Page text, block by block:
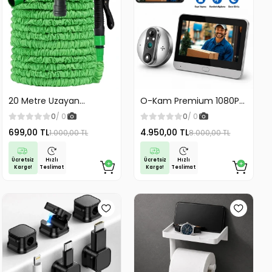
20 Metre Uzayan
Tabancalı Hortum Magic
Hose Bahçe Hortumu
Sulama Hortumu
0/ 0
699,00 TL1.000,00 TL
Ücretsiz
Kargo!
Hızlı
Teslimat
O-Kam Premium 1080P
Full HD Kayıt Yapabilen
Wifi Kameralı Kapı Zili
Görüntülü Kapı Dürbünü
Hareket Algılama İki
Yönlü Görüşme
0/ 0
4.950,00 TL8.000,00 TL
Ücretsiz
Kargo!
Hızlı
Teslimat